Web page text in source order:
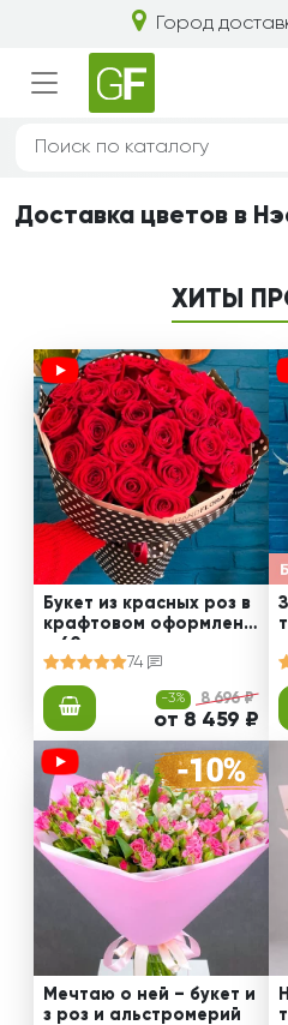
Город
Доставка цветов в
ХИТЫ
Букет из красных роз в
крафтовом оформлени
и 60 см
74
-3% 8 696 ₽
от 8 459 ₽
Мечтаю о ней – букет и
з роз и альстромерий